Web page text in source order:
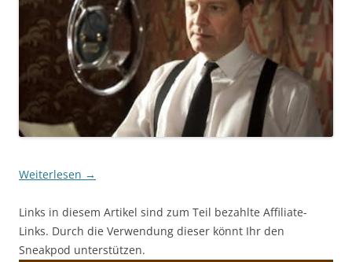
Weiterlesen →
Links in diesem Artikel sind zum Teil bezahlte Affiliate-
Links. Durch die Verwendung dieser könnt Ihr den
Sneakpod unterstützen.